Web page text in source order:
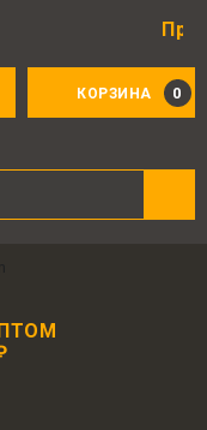
КОРЗИНА 0
100 руб.
Бонусами